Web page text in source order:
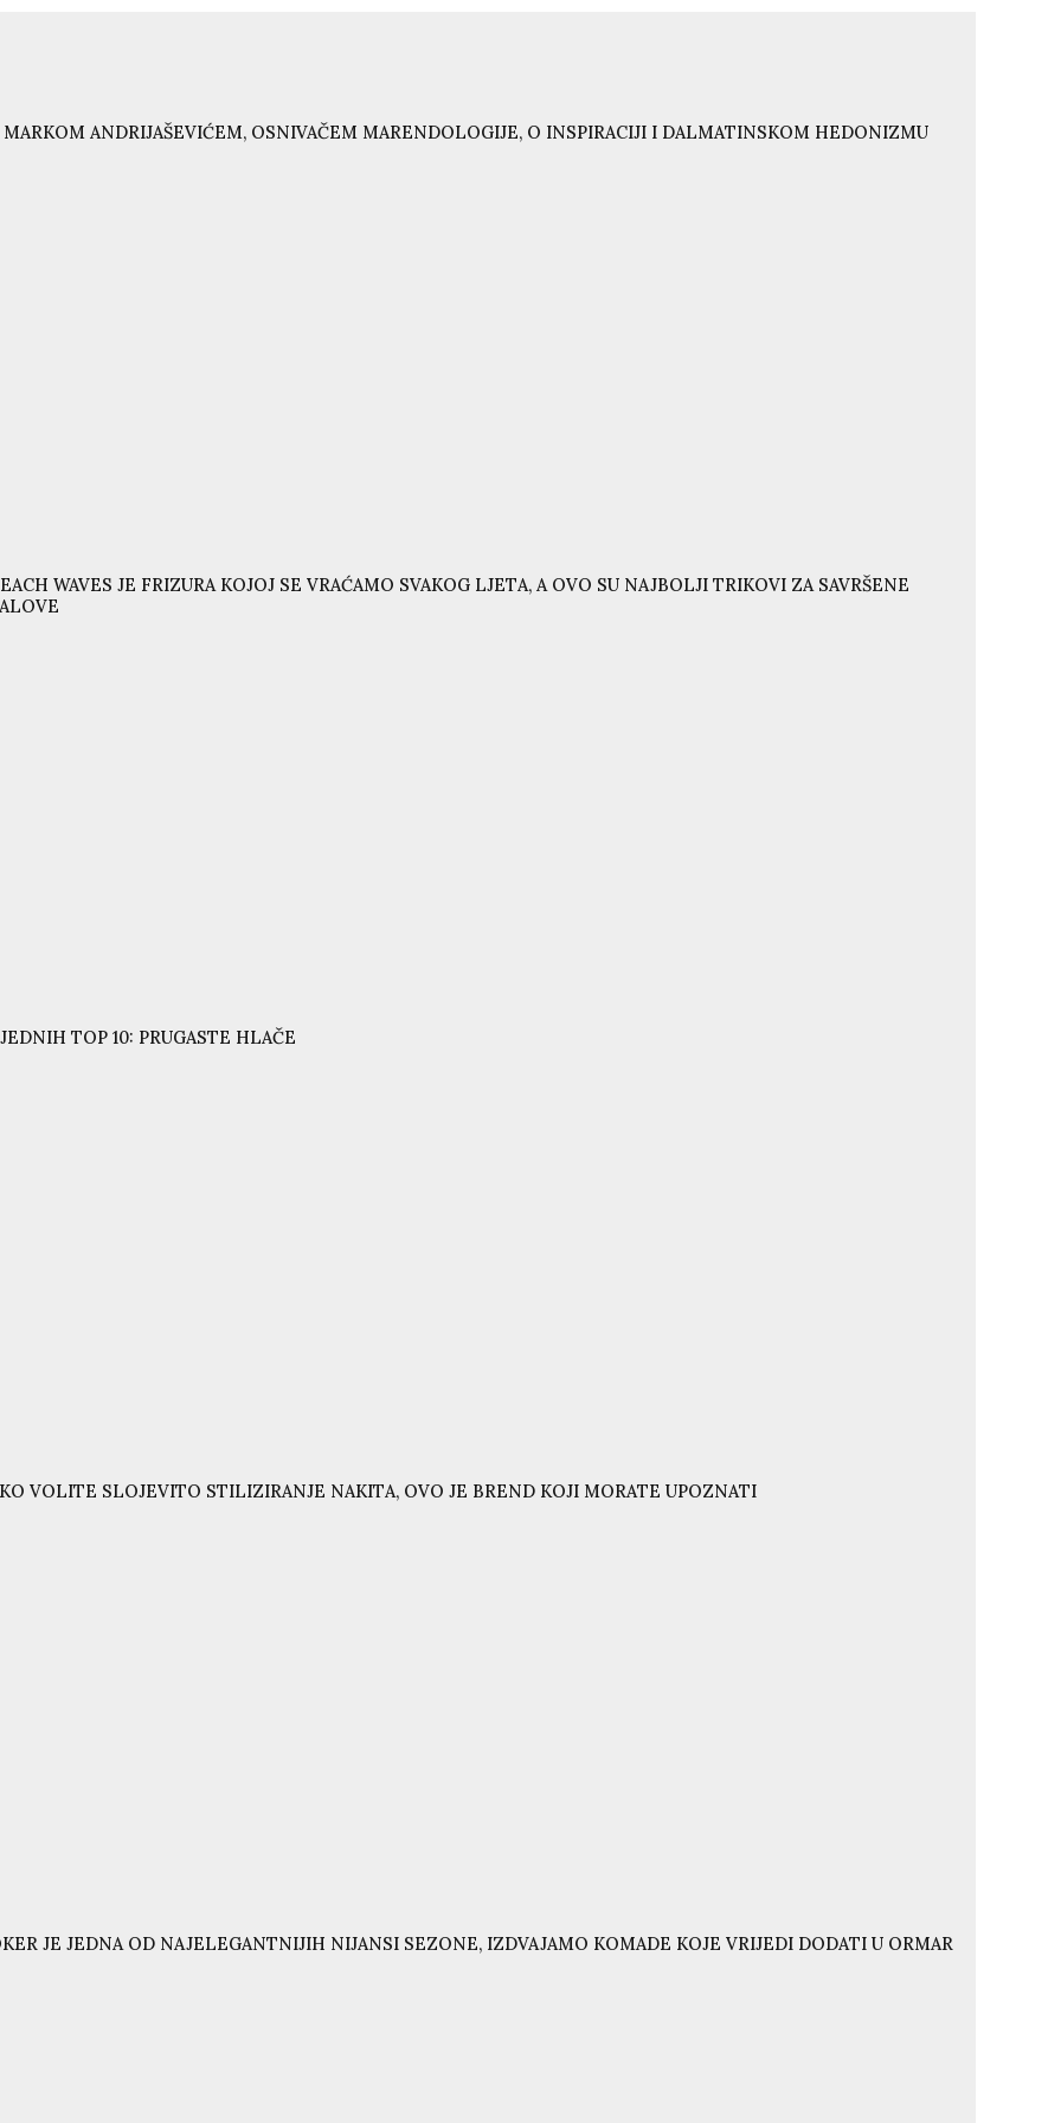
MARKOM ANDRIJAŠEVIĆEM, OSNIVAČEM MARENDOLOGIJE, O INSPIRACIJI I DALMATINSKOM HEDONIZMU
WAVES JE FRIZURA KOJOJ SE VRAĆAMO SVAKOG LJETA, A OVO SU NAJBOLJI TRIKOVI ZA SAVRŠENE
TOP 10: PRUGASTE HLAČE
VOLITE SLOJEVITO STILIZIRANJE NAKITA, OVO JE BREND KOJI MORATE UPOZNATI
JE JEDNA OD NAJELEGANTNIJIH NIJANSI SEZONE, IZDVAJAMO KOMADE KOJE VRIJEDI DODATI U ORMAR